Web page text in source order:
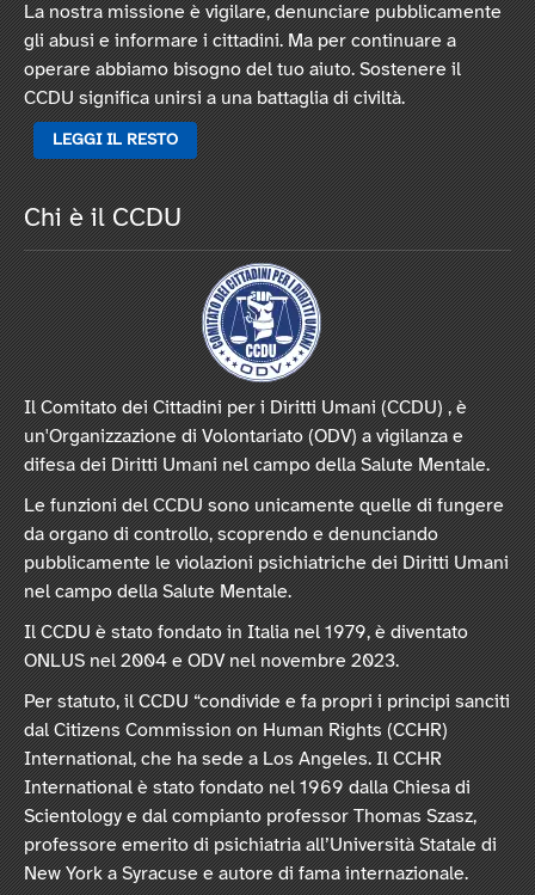
La nostra missione è vigilare, denunciare pubblicamente
gli abusi e informare i cittadini. Ma per continuare a
operare abbiamo bisogno del tuo aiuto. Sostenere il
CCDU significa unirsi a una battaglia di civiltà.
LEGGI IL RESTO
Chi è il CCDU
Il Comitato dei Cittadini per i Diritti Umani (CCDU) , è
un'Organizzazione di Volontariato (ODV) a vigilanza e
difesa dei Diritti Umani nel campo della Salute Mentale.
Le funzioni del CCDU sono unicamente quelle di fungere
da organo di controllo, scoprendo e denunciando
pubblicamente le violazioni psichiatriche dei Diritti Umani
nel campo della Salute Mentale.
Il CCDU è stato fondato in Italia nel 1979, è diventato
ONLUS nel 2004 e ODV nel novembre 2023.
Per statuto, il CCDU “condivide e fa propri i principi sanciti
dal Citizens Commission on Human Rights (CCHR)
International, che ha sede a Los Angeles. Il CCHR
International è stato fondato nel 1969 dalla Chiesa di
Scientology e dal compianto professor Thomas Szasz,
professore emerito di psichiatria all’Università Statale di
New York a Syracuse e autore di fama internazionale.